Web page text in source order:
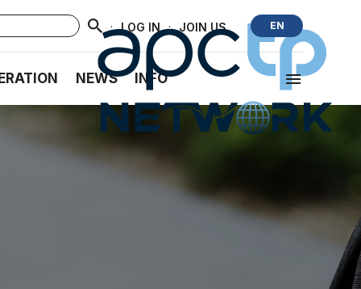
· LOG IN · JOIN US EN
NEWS INFO